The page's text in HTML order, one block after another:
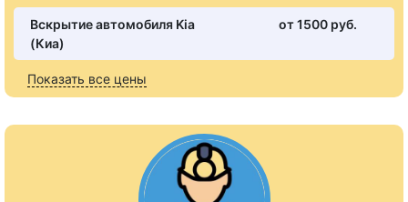
Вскрытие автомобиля Kia
(Киа)
от 1500 pуб.
Показать все цены